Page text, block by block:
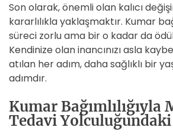
Son olarak, önemli olan kalıcı
kararlılıkla yaklaşmaktır. Kumar
süreci zorlu ama bir o kadar da
Kendinize olan inancınızı asla
atılan her adım, daha sağlıklı bir
adımdır.
Kumar Bağımlılığıyla
Tedavi